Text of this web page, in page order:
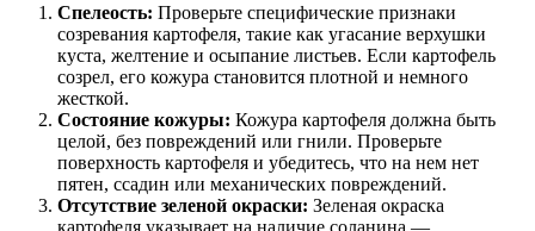
Спелеость: Проверьте специфические признаки
созревания картофеля, такие как угасание верхушки
куста, желтение и осыпание листьев. Если картофель
созрел, его кожура становится плотной и немного
жесткой.
Состояние кожуры: Кожура картофеля должна быть
целой, без повреждений или гнили. Проверьте
поверхность картофеля и убедитесь, что на нем нет
пятен, ссадин или механических повреждений.
Отсутствие зеленой окраски: Зеленая окраска
картофеля указывает на наличие соланина —